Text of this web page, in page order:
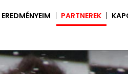
EREDMÉNYEIM PARTNEREK